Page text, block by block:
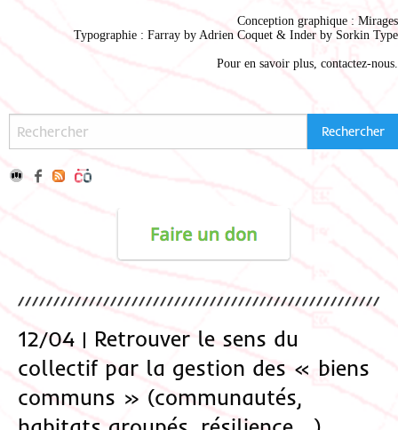
Conception graphique : Mirages
Typographie : Farray by Adrien Coquet & Inder by Sorkin Type
Pour en savoir plus, contactez-nous
12/04 | Retrouver le sens du
collectif par la gestion des « biens
communs » (communautés,